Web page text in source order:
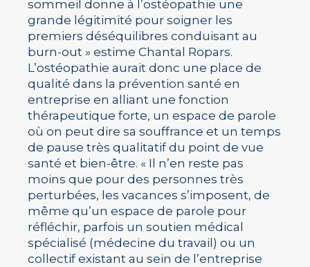
sommeil donne à l’ostéopathie une
grande légitimité pour soigner les
premiers déséquilibres conduisant au
burn-out » estime Chantal Ropars.
L’ostéopathie aurait donc une place de
qualité dans la prévention santé en
entreprise en alliant une fonction
thérapeutique forte, un espace de parole
où on peut dire sa souffrance et un temps
de pause très qualitatif du point de vue
santé et bien-être. « Il n’en reste pas
moins que pour des personnes très
perturbées, les vacances s’imposent, de
même qu’un espace de parole pour
réfléchir, parfois un soutien médical
spécialisé (médecine du travail) ou un
collectif existant au sein de l’entreprise